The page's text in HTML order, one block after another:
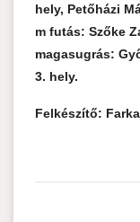
hely, Petőházi
m futás: Szőke
magasugrás:
3. hely.
Felkészítő: